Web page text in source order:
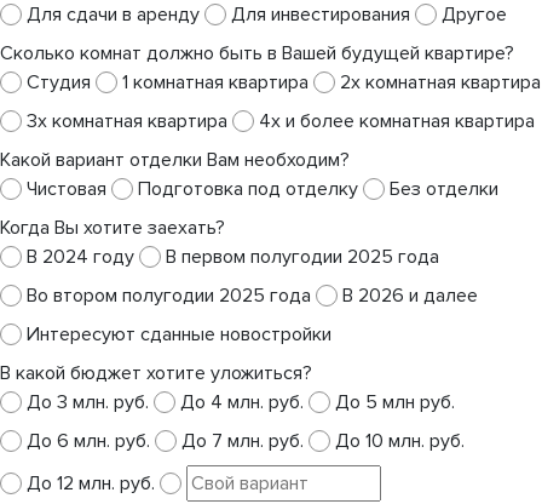
Для сдачи в аренду
Для инвестирования
Другое
Сколько комнат должно быть в Вашей будущей квартире?
Студия
1 комнатная квартира
2х комнатная квартира
3х комнатная квартира
4х и более комнатная квартира
Какой вариант отделки Вам необходим?
Чистовая
Подготовка под отделку
Без отделки
Когда Вы хотите заехать?
В 2024 году
В первом полугодии 2025 года
Во втором полугодии 2025 года
В 2026 и далее
Интересуют сданные новостройки
В какой бюджет хотите уложиться?
До 3 млн. руб.
До 4 млн. руб.
До 5 млн руб.
До 6 млн. руб.
До 7 млн. руб.
До 10 млн. руб.
До 12 млн. руб.